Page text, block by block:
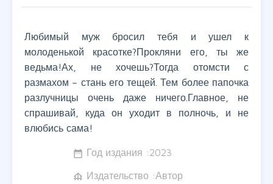
Любимый муж бросил тебя и ушел к
молоденькой красотке?Прокляни его, ты же
ведьма!Ах, не хочешь?Тогда отомсти с
размахом – стань его тещей. Тем более папочка
разлучницы очень даже ничего.Главное, не
спрашивай, куда он уходит в полночь, и не
влюбись сама!
date_range Год издания :2023
foundation Издательство :Автор